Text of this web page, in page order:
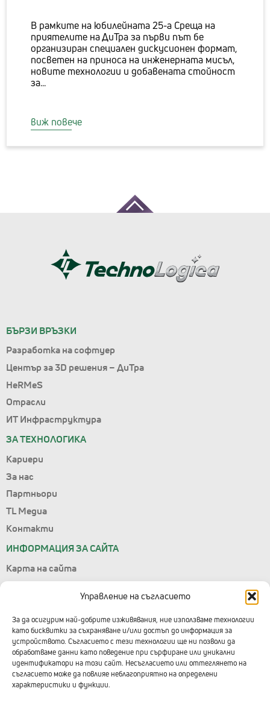
Управление на съгласието
За да осигурим най-добрите изживявания, ние използваме технологии
като бисквитки за съхраняване и/или достъп до информация за
устройството. Съгласието с тези технологии ще ни позволи да
обработваме данни като поведение при сърфиране или уникални
идентификатори на този сайт. Несъгласието или оттеглянето на
съгласието може да повлияе неблагоприятно на определени
характеристики и функции.
В рамките на юбилейната 25-а Среща на
приятелите на ДиТра за първи път бе
организиран специален дискусионен формат,
посветен на приноса на инженерната мисъл,
новите технологии и добавената стойност
за...
виж повече
БЪРЗИ ВРЪЗКИ
Разработка на софтуер
Център за 3D решения – ДиТра
HeRMeS
Отрасли
ИТ Инфраструктура
ЗА ТЕХНОЛОГИКА
Кариери
За нас
Партньори
TL Медиа
Контакти
ИНФОРМАЦИЯ ЗА САЙТА
Карта на сайта
Лични данни
Условия за ползване
Управление на съгласието
Правила за подаване на сигнали
КОНТАКТИ С ТЕХНОЛОГИКА
Централен офис
+359 2 91 912